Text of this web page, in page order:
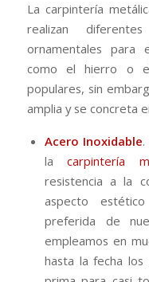
La carpintería
realizan
ornamentales para
como el hierro o
populares, sin
amplia y se concreta
Acero Inoxidable
lacarpintería
resistencia a la
aspecto
preferida de
empleamos en
hasta la fecha